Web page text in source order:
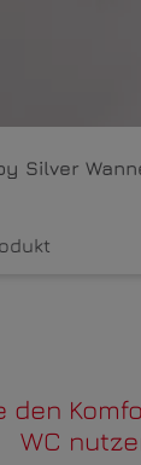
Trend
den
WC